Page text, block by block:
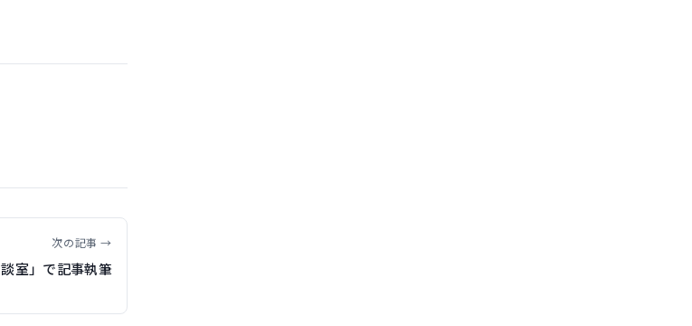
次の記事 →
室」で記事執筆